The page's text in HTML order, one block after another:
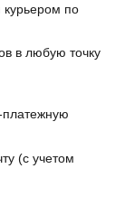
курьером по
в любую точку
платежную
(с учетом